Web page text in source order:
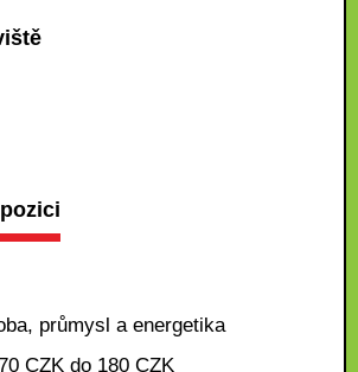
průmysl a energetika
CZK do 180 CZK